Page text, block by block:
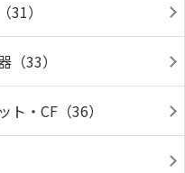
）
33）
・CF（36）